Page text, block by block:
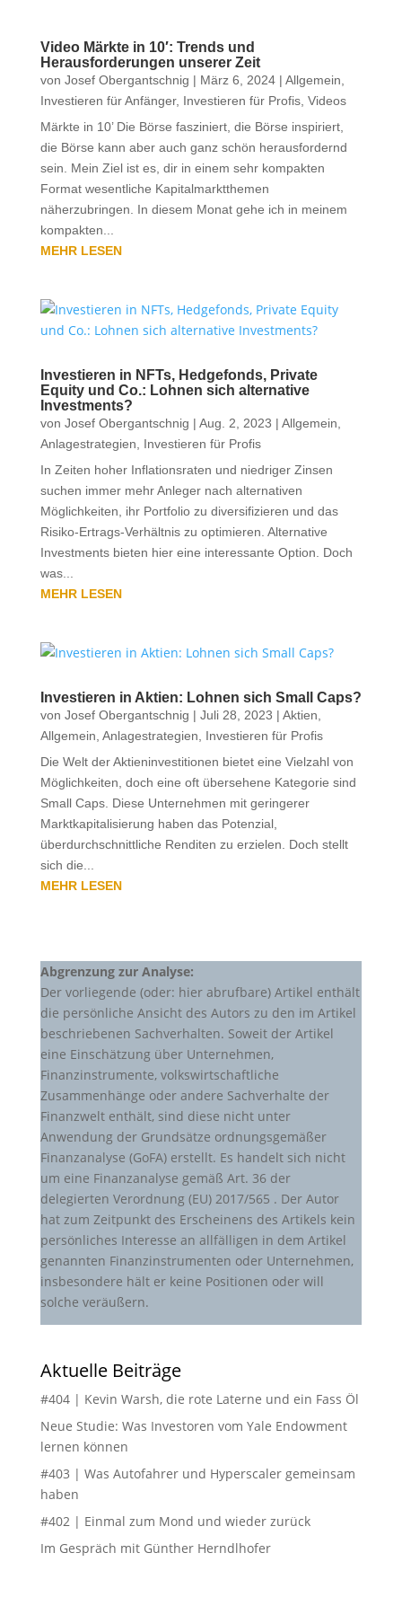
Video Märkte in 10′: Trends und
Herausforderungen unserer Zeit
von Josef Obergantschnig | März 6, 2024| Allgemein
Investieren für Anfänger, Investieren für Profis, Videos
Märkte in 10’ Die Börse fasziniert, die Börse inspiriert,
die Börse kann aber auch ganz schön herausfordernd
sein. Mein Ziel ist es, dir in einem sehr kompakten
Format wesentliche Kapitalmarktthemen
näherzubringen. In diesem Monat gehe ich in meinem
kompakten...
MEHR LESEN
Investieren in NFTs, Hedgefonds, Private
Equity und Co.: Lohnen sich alternative
Investments?
von Josef Obergantschnig | Aug. 2, 2023 | Allgemein
Anlagestrategien
Investieren für Profis
In Zeiten hoher Inflationsraten und niedriger Zinsen
suchen immer mehr Anleger nach alternativen
Möglichkeiten, ihr Portfolio zu diversifizieren und das
Risiko-Ertrags-Verhältnis zu optimieren. Alternative
Investments bieten hier eine interessante Option. Doch
was...
MEHR LESEN
Investieren in Aktien: Lohnen sich Small Caps?
von Josef Obergantschnig | Juli 28, 2023 | Aktien
Allgemein Anlagestrategien
Investieren für Profis
Die Welt der Aktieninvestitionen bietet eine Vielzahl von
Möglichkeiten, doch eine oft übersehene Kategorie sind
Small Caps. Diese Unternehmen mit geringerer
Marktkapitalisierung haben das Potenzial,
überdurchschnittliche Renditen zu erzielen. Doch stellt
sich die...
MEHR LESEN
Abgrenzung zur Analyse:
Der vorliegende (oder: hier abrufbare) Artikel enthält
die persönliche Ansicht des Autors zu den im Artikel
beschriebenen Sachverhalten. Soweit der Artikel
eine Einschätzung über Unternehmen,
Finanzinstrumente, volkswirtschaftliche
Zusammenhänge oder andere Sachverhalte der
Finanzwelt enthält, sind diese nicht unter
Anwendung der Grundsätze ordnungsgemäßer
Finanzanalyse (GoFA) erstellt. Es handelt sich nicht
um eine Finanzanalyse gemäß Art. 36 der
delegierten Verordnung (EU) 2017/565 . Der Autor
hat zum Zeitpunkt des Erscheinens des Artikels kein
persönliches Interesse an allfälligen in dem Artikel
genannten Finanzinstrumenten oder Unternehmen,
insbesondere hält er keine Positionen oder will
solche veräußern.
Aktuelle Beiträge
#404 | Kevin Warsh, die rote Laterne und ein Fass Öl
Neue Studie: Was Investoren vom Yale Endowment
lernen können
#403 | Was Autofahrer und Hyperscaler gemeinsam
haben
#402 | Einmal zum Mond und wieder zurück
Im Gespräch mit Günther Herndlhofer